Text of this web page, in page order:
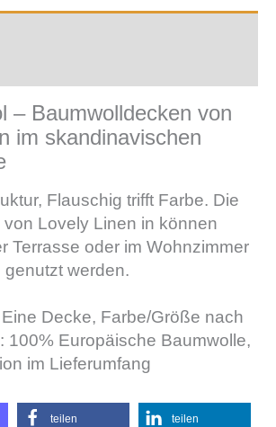
– Baumwolldecken von
im skandinavischen
Flauschig trifft Farbe. Die
Lovely Linen in können
Terrasse oder im Wohnzimmer
werden.
Decke, Farbe/Größe nach
100% Europäische Baumwolle,
im Lieferumfang
teilen teilen